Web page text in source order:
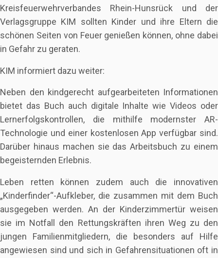
Kreisfeuerwehrverbandes Rhein-Hunsrück und der
Verlagsgruppe KIM sollten Kinder und ihre Eltern die
schönen Seiten von Feuer genießen können, ohne dabei
in Gefahr zu geraten.
KIM informiert dazu weiter:
Neben den kindgerecht aufgearbeiteten Informationen
bietet das Buch auch digitale Inhalte wie Videos oder
Lernerfolgskontrollen, die mithilfe modernster AR-
Technologie und einer kostenlosen App verfügbar sind.
Darüber hinaus machen sie das Arbeitsbuch zu einem
begeisternden Erlebnis.
Leben retten können zudem auch die innovativen
„Kinderfinder“-Aufkleber, die zusammen mit dem Buch
ausgegeben werden. An der Kinderzimmertür weisen
sie im Notfall den Rettungskräften ihren Weg zu den
jungen Familienmitgliedern, die besonders auf Hilfe
angewiesen sind und sich in Gefahrensituationen oft in